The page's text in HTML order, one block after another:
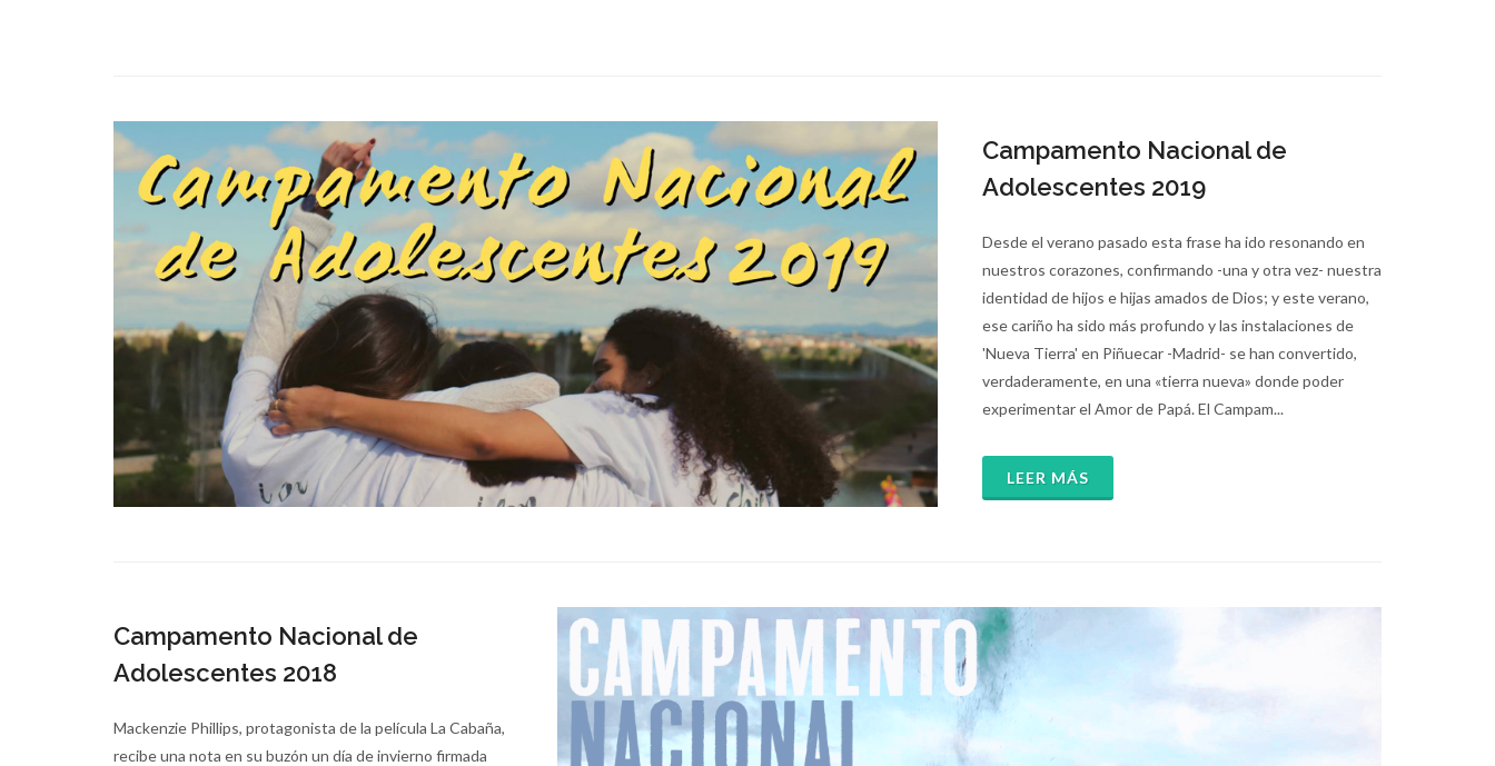
Campamento Nacional de
Adolescentes 2019
Desde el verano pasado esta frase ha ido resonando en
nuestros corazones, confirmando -una y otra vez- nuestra
identidad de hijos e hijas amados de Dios; y este verano,
ese cariño ha sido más profundo y las instalaciones de
'Nueva Tierra' en Piñuecar -Madrid- se han convertido,
verdaderamente, en una «tierra nueva» donde poder
experimentar el Amor de Papá. El Campam...
LEER MÁS
Campamento Nacional de
Adolescentes 2018
Mackenzie Phillips, protagonista de la película La Cabaña,
recibe una nota en su buzón un día de invierno firmada